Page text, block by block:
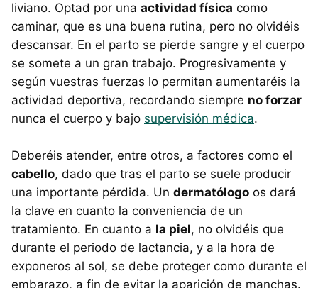
liviano. Optad por una actividad física como
caminar, que es una buena rutina, pero no olvidéis
descansar. En el parto se pierde sangre y el cuerpo
se somete a un gran trabajo. Progresivamente y
según vuestras fuerzas lo permitan aumentaréis la
actividad deportiva, recordando siempre no forzar
nunca el cuerpo y bajo supervisión médica.
Deberéis atender, entre otros, a factores como el
cabello, dado que tras el parto se suele producir
una importante pérdida. Un dermatólogo os dará
la clave en cuanto la conveniencia de un
tratamiento. En cuanto a la piel, no olvidéis que
durante el periodo de lactancia, y a la hora de
exponeros al sol, se debe proteger como durante el
embarazo, a fin de evitar la aparición de manchas.